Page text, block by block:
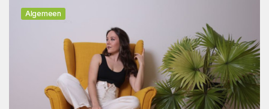
Algemeen